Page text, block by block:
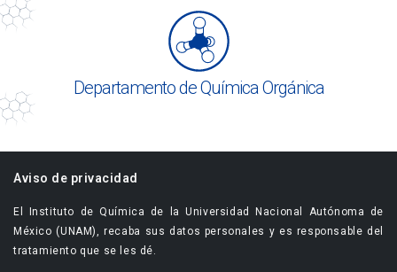
Departamento de Química Orgánica
Aviso de privacidad
El Instituto de Química de la Universidad Nacional Autónoma de
México (UNAM), recaba sus datos personales y es responsable del
tratamiento que se les dé.